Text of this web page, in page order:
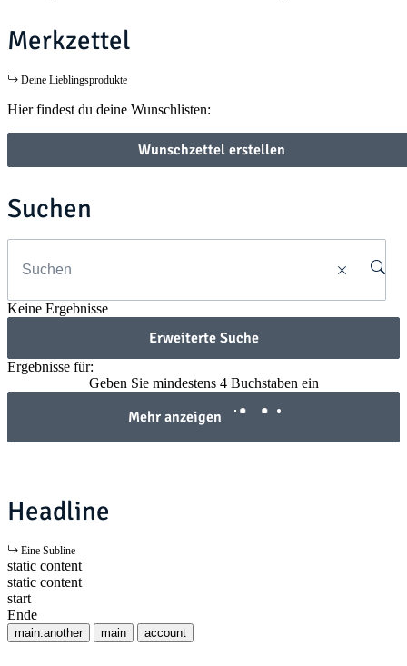
Merkzettel
Deine Lieblingsprodukte
Hier findest du deine Wunschlisten:
Wunschzettel erstellen
Suchen
Keine Ergebnisse
Erweiterte Suche
Ergebnisse für:
Geben Sie mindestens 4 Buchstaben ein
Mehr anzeigen
Headline
Eine Subline
static content
static content
start
Ende
main:another main account